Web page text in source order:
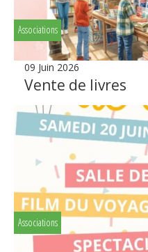
Associations
09 Juin 2026
Vente de livres
Associations